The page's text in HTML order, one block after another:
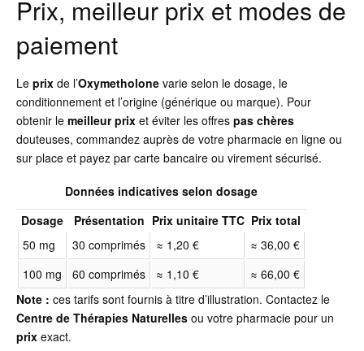
Prix, meilleur prix et modes de
paiement
Le prix de l’Oxymetholone varie selon le dosage, le
conditionnement et l’origine (générique ou marque). Pour
obtenir le meilleur prix et éviter les offres pas chères
douteuses, commandez auprès de votre pharmacie en ligne ou
sur place et payez par carte bancaire ou virement sécurisé.
Données indicatives selon dosage
Dosage
Présentation Prix unitaire TTC Prix total
50 mg
30 comprimés ≈ 1,20 €
≈ 36,00 €
100 mg
60 comprimés ≈ 1,10 €
≈ 66,00 €
Note : ces tarifs sont fournis à titre d’illustration. Contactez le
Centre de Thérapies Naturelles ou votre pharmacie pour un
prix exact.